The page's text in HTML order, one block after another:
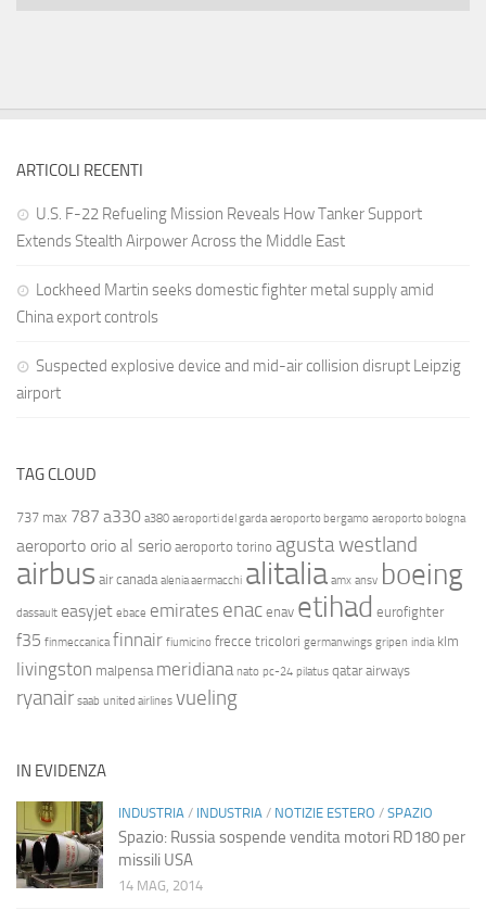
ARTICOLI RECENTI
U.S. F-22 Refueling Mission Reveals How Tanker Support
Extends Stealth Airpower Across the Middle East
Lockheed Martin seeks domestic fighter metal supply amid
China export controls
Suspected explosive device and mid-air collision disrupt Leipzig
airport
TAG CLOUD
737 max 787 a330 a380 aeroporti del garda aeroporto bergamo aeroporto bologna
aeroporto orio al serio aeroporto torino agusta westland
airbus air canada alenia aermacchi alitalia amx ansv boeing
dassault easyjet ebace emirates enac enav etihad eurofighter
f35 finmeccanica finnair fiumicino frecce tricolori germanwings gripen india klm
livingston malpensa meridiana nato pc-24 pilatus qatar airways
ryanair saab united airlines vueling
IN EVIDENZA
INDUSTRIA / INDUSTRIA / NOTIZIE ESTERO / SPAZIO
Spazio: Russia sospende vendita motori RD180 per
missili USA
14 MAG, 2014